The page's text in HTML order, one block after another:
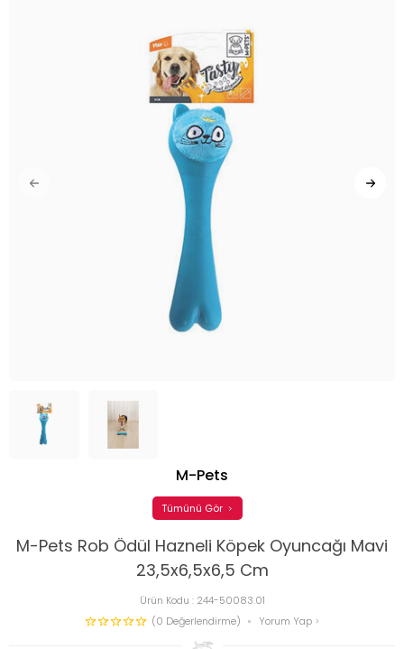
M-Pets Rob Ödül Hazneli Köpek Oyuncağı Mavi
23,5x6,5x6,5 Cm
Ürün Kodu : 244-50083.01
(0 Değerlendirme)
Yorum Yap
M-Pets
Tümünü Gör